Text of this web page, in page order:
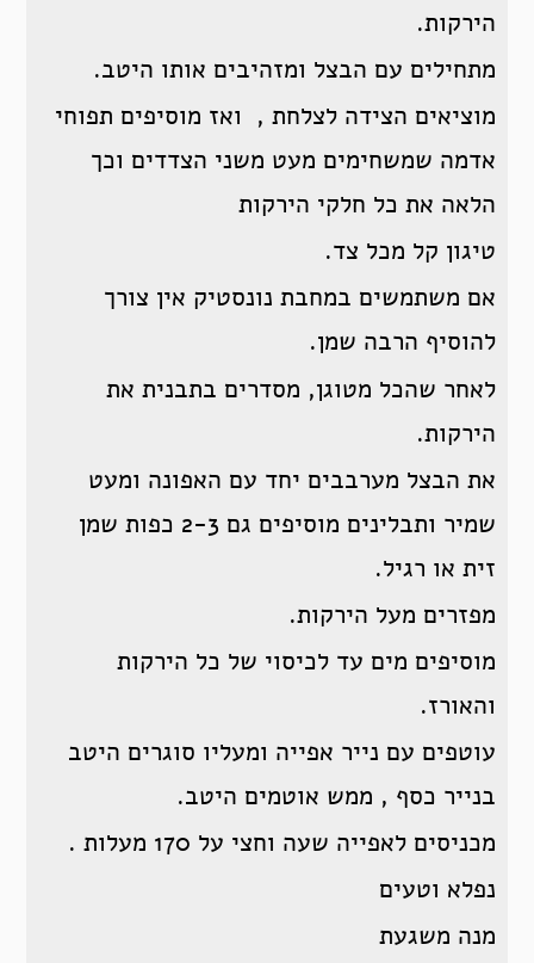
הירקות.
מתחילים עם הבצל ומזהיבים אותו היטב.
מוציאים הצידה לצלחת , ואז מוסיפים תפוחי
אדמה שמשחימים מעט משני הצדדים וכך
הלאה את כל חלקי הירקות
טיגון קל מכל צד.
אם משתמשים במחבת נונסטיק אין צורך
להוסיף הרבה שמן.
לאחר שהכל מטוגן, מסדרים בתבנית את
הירקות.
את הבצל מערבבים יחד עם האפונה ומעט
שמיר ותבלינים מוסיפים גם 2-3 כפות שמן
זית או רגיל.
מפזרים מעל הירקות.
מוסיפים מים עד לכיסוי של כל הירקות
והאורז.
עוטפים עם נייר אפייה ומעליו סוגרים היטב
בנייר כסף , ממש אוטמים היטב.
מכניסים לאפייה שעה וחצי על 170 מעלות .
נפלא וטעים
מנה משגעת